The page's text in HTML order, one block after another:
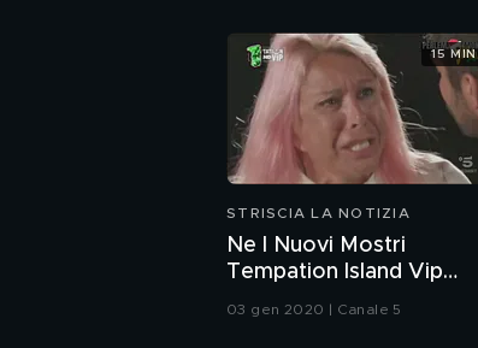
STRISCIA LA NOTIZIA
Ne I Nuovi Mostri
Tempation Island Vip
mixato con X Factor
03 gen 2020 | Canale 5
15 MIN